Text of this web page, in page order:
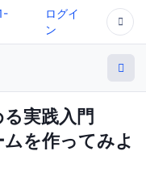
ログイ
ン
実践入門
を作ってみよ